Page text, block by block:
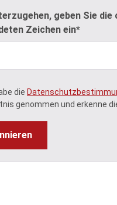
geben Sie die
Zeichen ein*
die
genommen und erkenne